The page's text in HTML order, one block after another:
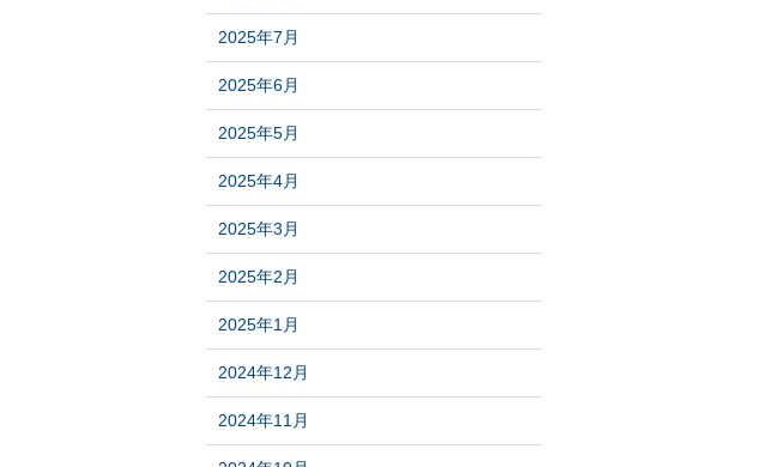
2025年7月
2025年6月
2025年5月
2025年4月
2025年3月
2025年2月
2025年1月
2024年12月
2024年11月